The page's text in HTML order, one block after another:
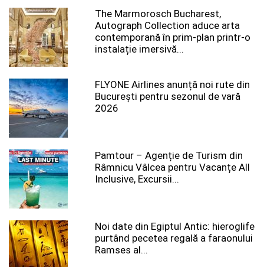
The Marmorosch Bucharest,
Autograph Collection aduce arta
contemporană în prim-plan printr-o
instalație imersivă...
FLYONE Airlines anunță noi rute din
București pentru sezonul de vară
2026
Pamtour – Agenție de Turism din
Râmnicu Vâlcea pentru Vacanțe All
Inclusive, Excursii...
Noi date din Egiptul Antic: hieroglife
purtând pecetea regală a faraonului
Ramses al...